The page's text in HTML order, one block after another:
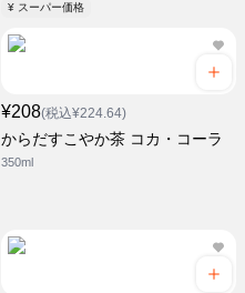
¥ スーパー価格
¥208(税込¥224.64)
からだすこやか茶 コカ・コーラ
350ml